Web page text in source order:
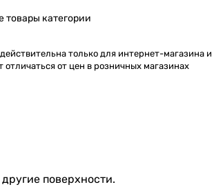
товары категории
только для интернет-магазина и
отличаться от цен в розничных магазинах
поверхности.